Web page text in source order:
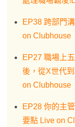
EP38 跨部門
on Clubhouse
EP27 職場上
後，從X世代
on Clubhouse
EP28 你的主
要點 Live on